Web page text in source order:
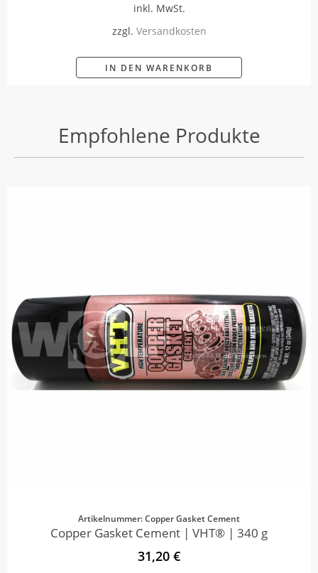
inkl. MwSt.
zzgl. Versandkosten
IN DEN WARENKORB
Empfohlene Produkte
Artikelnummer: Copper Gasket Cement
Copper Gasket Cement | VHT® | 340 g
31,20 €